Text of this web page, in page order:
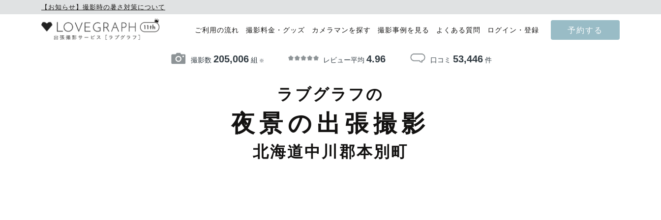
【お知らせ】撮影時の暑さ対策について
ご利用の流れ 撮影料金・グッズ カメラマンを探す 撮影事例を見る よくある質問 ログイン・登録 予約する
撮影数 205,006組 ※ レビュー平均 4.96 口コミ 53,446件
ラブグラフの
夜景の出張撮影
北海道中川郡本別町